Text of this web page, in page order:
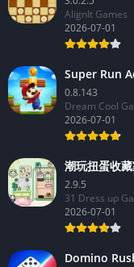
AlignIt Games
2026-07-01
Super Run
0.8.143
Dream Cool
2026-07-01
潮玩扭蛋收
2.9.5
31 Dress up
2026-07-01
Domino